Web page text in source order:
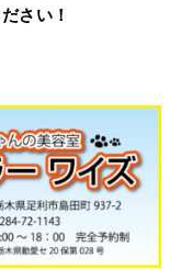
さい！